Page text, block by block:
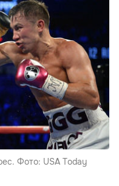
Фото: USA Today